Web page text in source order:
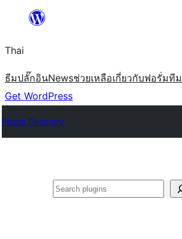
ยัง
เนื้อหา
Thai
ธีมปลั๊กอินNewsช่วยเหลือเกี่ยวกับฟอรั่มทีม
Get WordPress
Plugin Directory
ค้นหา